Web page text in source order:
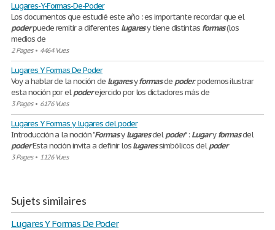
Lugares-Y-Formas-De-Poder
Los documentos que estudié este año : es importante recordar que el
poderpuede remitir a diferentes lugaresy tiene distintas formas(los
medios de
2 Pages• 4464 Vues
Lugares Y Formas De Poder
Voy a hablar de la noción de lugaresyformasde poder. podemos ilustrar
esta noción por elpoderejercido por los dictadores más de
3 Pages• 6176 Vues
Lugares Y Formas y lugares del poder
Introducción a la noción "Formasylugaresdelpoder" : Lugaryformasdel
poderEsta noción invita a definir loslugaressimbólicos delpoder
3 Pages• 1126 Vues
Sujets similaires
Lugares Y Formas De Poder